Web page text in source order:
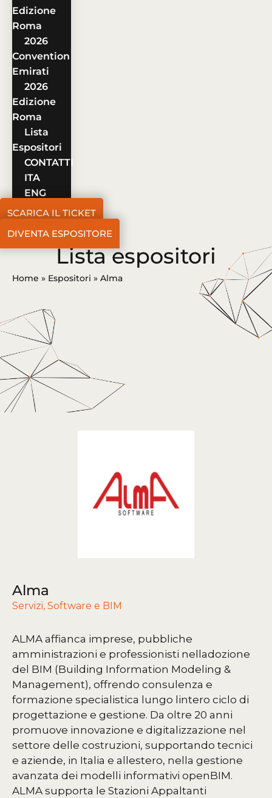
Edizione
Roma
2026
Convention
Emirati
2026
Edizione
Roma
Lista
Espositori
CONTATTI
ITA
ENG
SCARICA IL TICKET
DIVENTA ESPOSITORE
Lista espositori
Home » Espositori » Alma
Alma
Servizi, Software e BIM
ALMA affianca imprese, pubbliche
amministrazioni e professionisti nelladozione
del BIM (Building Information Modeling &
Management), offrendo consulenza e
formazione specialistica lungo lintero ciclo di
progettazione e gestione. Da oltre 20 anni
promuove innovazione e digitalizzazione nel
settore delle costruzioni, supportando tecnici
e aziende, in Italia e allestero, nella gestione
avanzata dei modelli informativi openBIM.
ALMA supporta le Stazioni Appaltanti